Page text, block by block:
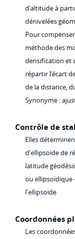
d’altitude à
dénivelées
Pour
méthode des
densification et
répartir l’écart
de la distance,
Synonyme :
Contrôle de
Elles
d'ellipsoïde de
latitude
ou ellipsoïdique
l'ellipsoïde
Coordonnées
Les